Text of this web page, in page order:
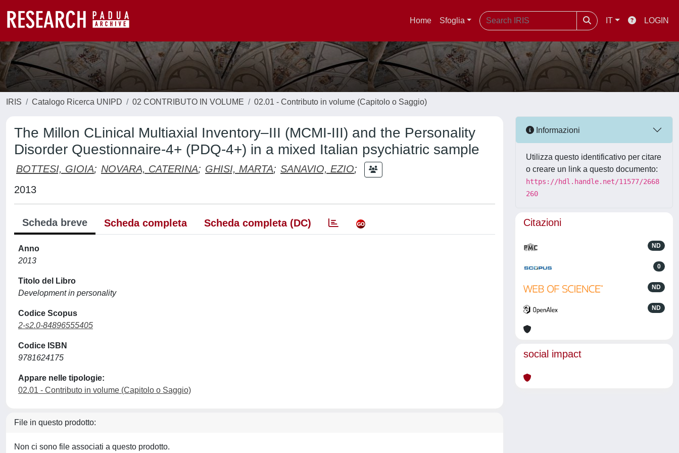
Home Sfoglia IT LOGIN
IRIS Catalogo Ricerca UNIPD 02 CONTRIBUTO IN VOLUME 02.01 - Contributo in volume (Capitolo o Saggio)
The Millon CLinical Multiaxial Inventory–III (MCMI-III) and the Personality
Disorder Questionnaire-4+ (PDQ-4+) in a mixed Italian psychiatric sample
BOTTESI, GIOIA; NOVARA, CATERINA; GHISI, MARTA; SANAVIO, EZIO;
2013
Scheda breve Scheda completa Scheda completa (DC)
Anno
2013
Titolo del Libro
Development in personality
Codice Scopus
2-s2.0-84896555405
Codice ISBN
9781624175
Appare nelle tipologie:
02.01 - Contributo in volume (Capitolo o Saggio)
File in questo prodotto:
Non ci sono file associati a questo prodotto.
Informazioni
Utilizza questo identificativo per citare
o creare un link a questo documento:
https://hdl.handle.net/11577/2668
260
Citazioni
ND
0
ND
ND
social impact